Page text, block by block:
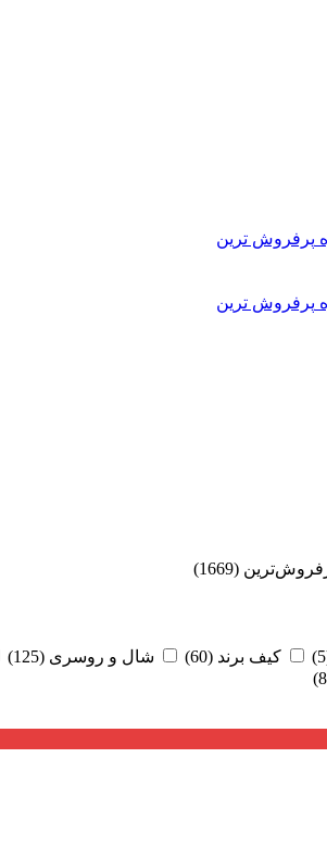
پرفروش ترین
پرفروش ترین
(1669)
کیف برند (60) شال و روسری (125)